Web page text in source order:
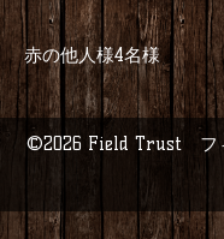
赤の他人様4名様
©2026 Field Trust フ